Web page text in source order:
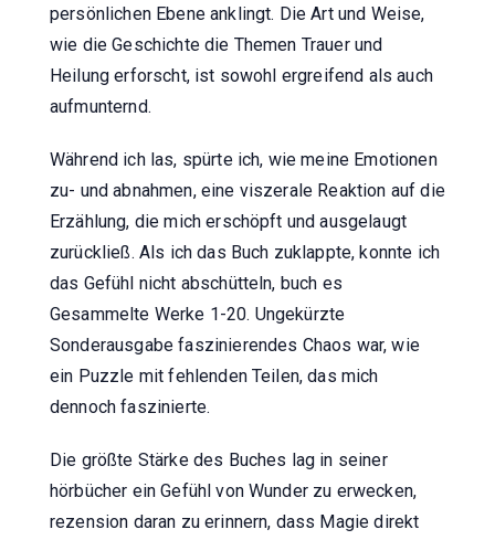
persönlichen Ebene anklingt. Die Art und Weise,
wie die Geschichte die Themen Trauer und
Heilung erforscht, ist sowohl ergreifend als auch
aufmunternd.
Während ich las, spürte ich, wie meine Emotionen
zu- und abnahmen, eine viszerale Reaktion auf die
Erzählung, die mich erschöpft und ausgelaugt
zurückließ. Als ich das Buch zuklappte, konnte ich
das Gefühl nicht abschütteln, buch es
Gesammelte Werke 1-20. Ungekürzte
Sonderausgabe faszinierendes Chaos war, wie
ein Puzzle mit fehlenden Teilen, das mich
dennoch faszinierte.
Die größte Stärke des Buches lag in seiner
hörbücher ein Gefühl von Wunder zu erwecken,
rezension daran zu erinnern, dass Magie direkt